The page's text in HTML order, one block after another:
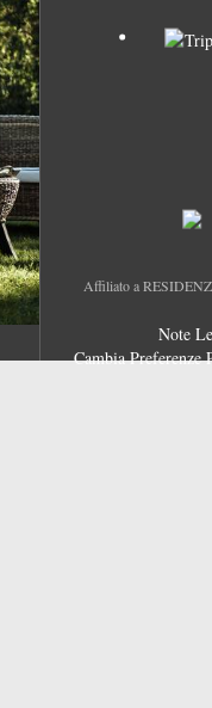
Affiliato a
Note
Cambia Preferenze